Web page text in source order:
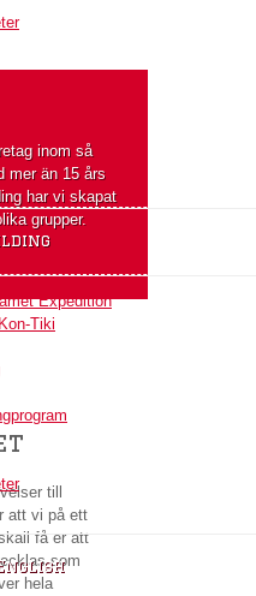
Expedition
Tiki
inom så
mer än 15 års
har vi skapat
grupper.
till
att vi på ett
få er att
som
hela